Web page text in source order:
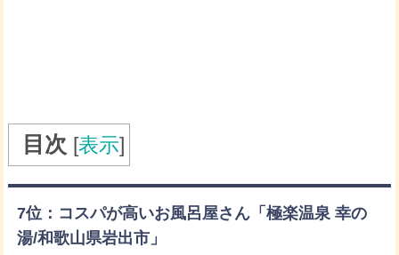
目次 [表示]
7位：コスパが高いお風呂屋さん「極楽温泉 幸の
湯/和歌山県岩出市」